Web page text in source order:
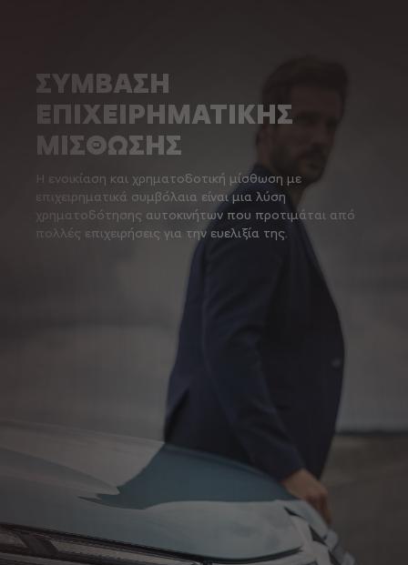
ΣΥΜΒΑΣΗ
ΕΠΙΧΕΙΡΗΜΑΤΙΚΗΣ
ΜΙΣΘΩΣΗΣ
Η ενοικίαση και χρηματοδοτική μίσθωση με
επιχειρηματικά συμβόλαια είναι μια λύση
χρηματοδότησης αυτοκινήτων που προτιμάται από
πολλές επιχειρήσεις για την ευελιξία της.